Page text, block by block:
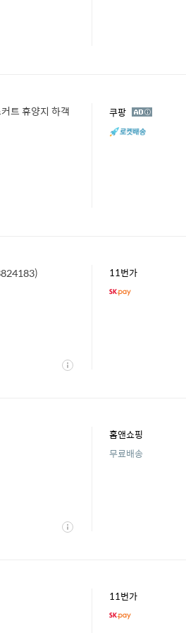
트 휴양지 하객
쿠팡 광
고
11번가
상
홈앤쇼핑
무료배송
상
11번가